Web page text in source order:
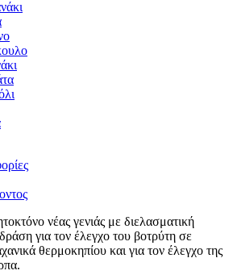
νέας γενιάς με διελασματική
για τον έλεγχο του βοτρύτη σε
θερμοκηπίου και για τον έλεγχο της